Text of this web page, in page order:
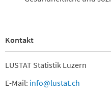
Kontakt
LUSTAT Statistik Luzern
E-Mail: info@lustat.ch